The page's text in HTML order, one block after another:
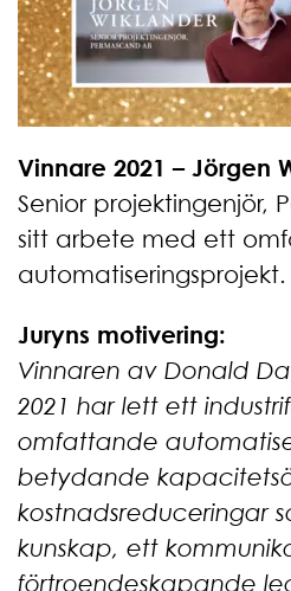
Vinnare 2021 – Jörgen
Senior projektingenjör,
sitt arbete med ett
automatiseringsprojekt.
Juryns motivering:
Vinnaren av Donald
2021 har lett ett
omfattande
betydande
kostnadsreduceringar
kunskap, ett
förtroendeskapande